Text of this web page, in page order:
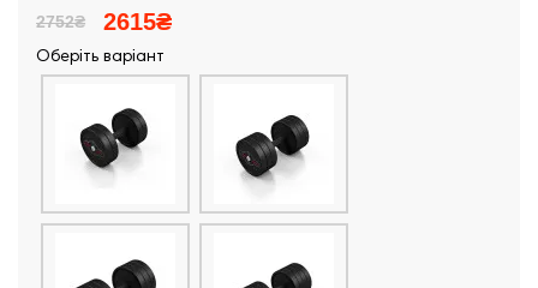
2752₴ 2615₴
Оберіть варіант